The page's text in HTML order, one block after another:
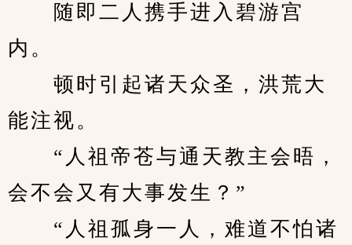
随即二人携手进入碧游宫
内。
顿时引起诸天众圣，洪荒大
能注视。
“人祖帝苍与通天教主会晤，
会不会又有大事发生？”
“人祖孤身一人，难道不怕诸